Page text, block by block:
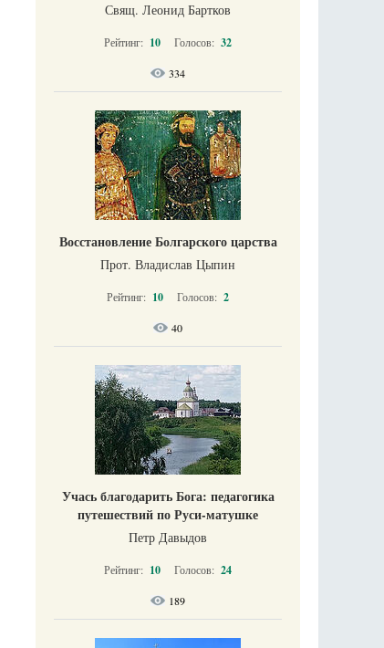
Свящ. Леонид Бартков
Рейтинг: 10 Голосов: 32
334
Восстановление Болгарского царства
Прот. Владислав Цыпин
Рейтинг: 10 Голосов: 2
40
Учась благодарить Бога: педагогика
путешествий по Руси-матушке
Петр Давыдов
Рейтинг: 10 Голосов: 24
189